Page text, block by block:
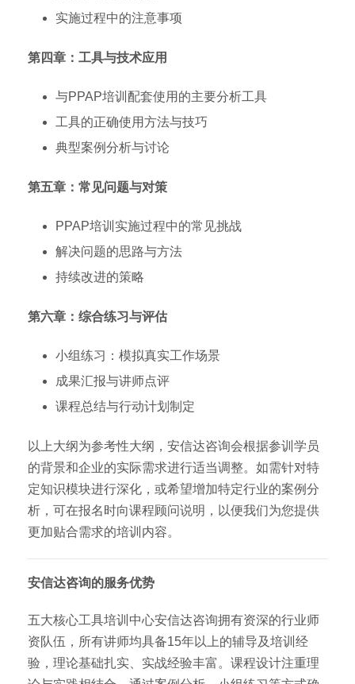
实施过程中的注意事项
第四章：工具与技术应用
与PPAP培训配套使用的主要分析工具
工具的正确使用方法与技巧
典型案例分析与讨论
第五章：常见问题与对策
PPAP培训实施过程中的常见挑战
解决问题的思路与方法
持续改进的策略
第六章：综合练习与评估
小组练习：模拟真实工作场景
成果汇报与讲师点评
课程总结与行动计划制定
以上大纲为参考性大纲，安信达咨询会根据参训学员
的背景和企业的实际需求进行适当调整。如需针对特
定知识模块进行深化，或希望增加特定行业的案例分
析，可在报名时向课程顾问说明，以便我们为您提供
更加贴合需求的培训内容。
安信达咨询的服务优势
五大核心工具培训中心安信达咨询拥有资深的行业师
资队伍，所有讲师均具备15年以上的辅导及培训经
验，理论基础扎实、实战经验丰富。课程设计注重理